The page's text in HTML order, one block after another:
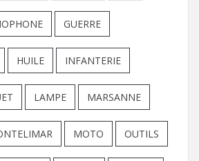
GUERRE
HUILE INFANTERIE
LAMPE MARSANNE
MOTO OUTILS